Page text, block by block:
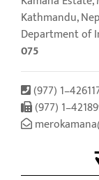
Kathmandu,
Department of
075
(977)
(977)